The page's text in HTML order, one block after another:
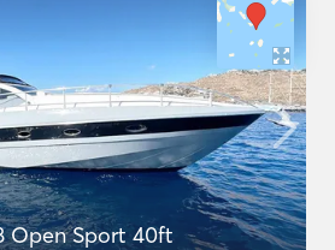
Open Sport 40ft